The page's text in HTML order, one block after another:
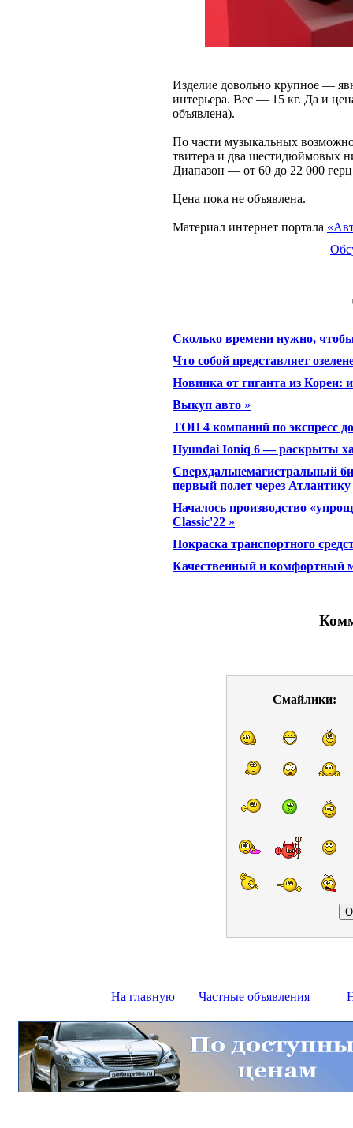
Изделие довольно крупное —
интерьера. Вес — 15 кг. Да и
объявлена).
По части музыкальных
твитера и два шестидюймовых
Диапазон — от 60 до 22 000
Цена пока не объявлена.
Материал интернет портала
Сколько времени нужно, чтобы
Что собой представляет
Новинка от гиганта из Кореи:
Выкуп авто »
ТОП 4 компаний по экспресс
Hyundai Ioniq 6 — раскрыты
Сверхдальнемагистральный
первый полет через Атлантику
Началось производство
Classic'22 »
Покраска транспортного
Качественный и комфортный
Смайлики:
На главную Частные объявления